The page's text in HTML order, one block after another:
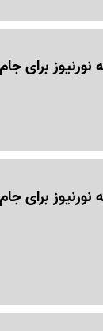
جام جهانی 2026 /
جام جهانی 2026 /